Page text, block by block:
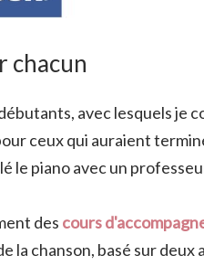
chacun
avec lesquels je
ceux qui auraient
le piano avec un
des cours
chanson, basé sur deux